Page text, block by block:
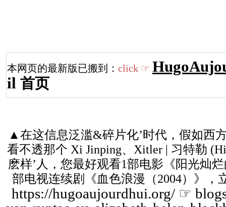
本网页的最新版已搬到： click ☞
il 首页
▲在这信息泛滥&碎片化’时代，假如西
看不透那个 Xi Jinping、Xitler | 习特勒
麽样’人，您最好观看1部电影《阳光灿
部电视连续剧《血色浪漫（2004）》，
https://hugoaujourdhui.org/☞